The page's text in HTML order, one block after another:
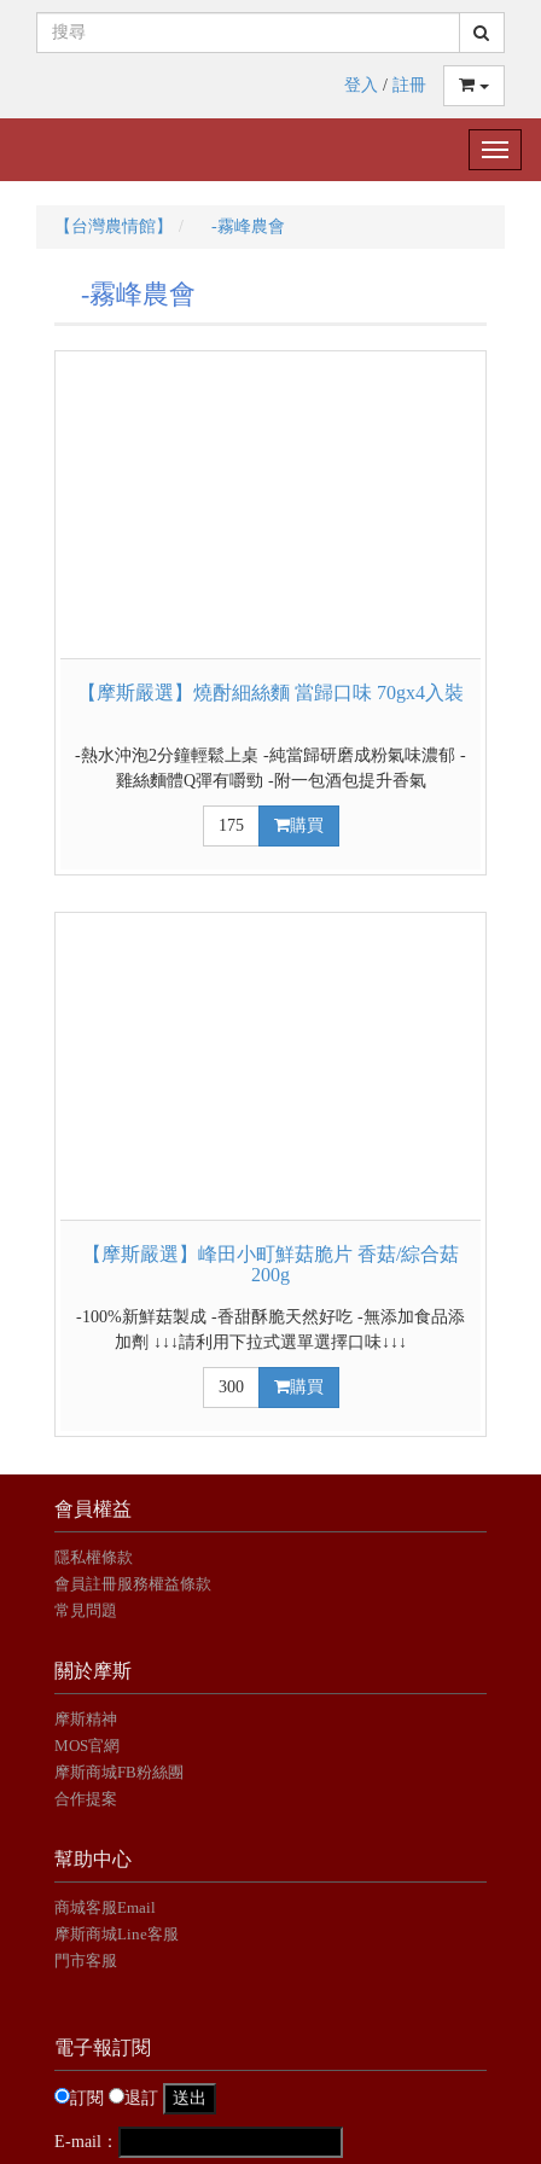
登入 / 註冊
Toggle
【台灣農情館】 -霧峰農會
-霧峰農會
【摩斯嚴選】燒酎細絲麵 當歸口味 70gx4入裝
-熱水沖泡2分鐘輕鬆上桌 -純當歸研磨成粉氣味濃郁 -
雞絲麵體Q彈有嚼勁 -附一包酒包提升香氣
175 購買
【摩斯嚴選】峰田小町鮮菇脆片 香菇/綜合菇
200g
-100%新鮮菇製成 -香甜酥脆天然好吃 -無添加食品添
加劑 ↓↓↓請利用下拉式選單選擇口味↓↓↓
300 購買
會員權益
隱私權條款
會員註冊服務權益條款
常見問題
關於摩斯
摩斯精神
MOS官網
摩斯商城FB粉絲團
合作提案
幫助中心
商城客服Email
摩斯商城Line客服
門市客服
電子報訂閱
訂閱 退訂
E-mail：